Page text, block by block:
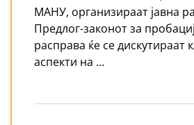
МАНУ, организираат јавна
Предлог-законот за
расправа ќе се дискутираат
аспекти на …